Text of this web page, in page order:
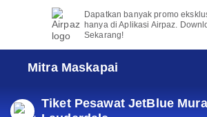
Dapatkan banyak promo
hanya di Aplikasi Airpaz.
Sekarang!
Mitra Maskapai
Tiket Pesawat JetBlue